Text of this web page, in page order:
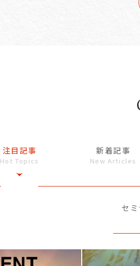
注目記事
Hot Topics
新着記事
New Articles
セ